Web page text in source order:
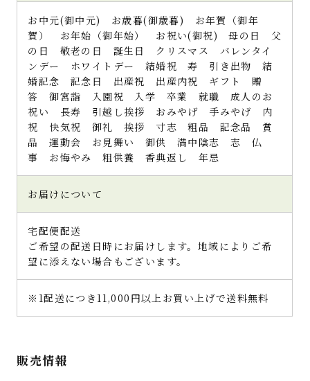
お中元(御中元) お歳暮(御歳暮) お年賀（御年
賀） お年始（御年始） お祝い(御祝) 母の日 父
の日 敬老の日 誕生日 クリスマス バレンタイ
ンデー ホワイトデー 結婚祝 寿 引き出物 結
婚記念 記念日 出産祝 出産内祝 ギフト 贈
答 御宮詣 入園祝 入学 卒業 就職 成人のお
祝い 長寿 引越し挨拶 おみやげ 手みやげ 内
祝 快気祝 御礼 挨拶 寸志 粗品 記念品 賞
品 運動会 お見舞い 御供 満中陰志 志 仏
事 お悔やみ 粗供養 香典返し 年忌
お届けについて
宅配便配送
ご希望の配送日時にお届けします。地域によりご希
望に添えない場合もございます。
※1配送につき11,000円以上お買い上げで送料無料
販売情報